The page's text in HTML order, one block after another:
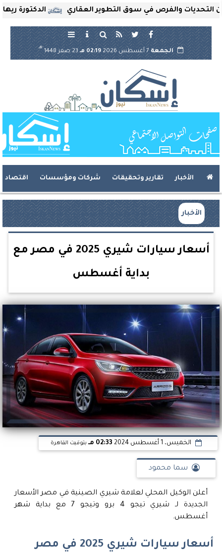
الدكتورة ريهام والفرص في سوق التطوير العقاري
الجمعة 02:19 مـ 23 صفر 1448
هـ
الأخبار تقارير وتحقيقات شركات ومؤسسات اقتصاد
الأخبار
أسعار سيارات شيري 2025 في مصر مع
بداية أغسطس
الخميس، 1 أغسطس 2024 02:33 مـ بتوقيت القاهرة
سما محمود
أعلن الوكيل المحلي لعلامة شيري الصينية في مصر الأسعار
الجديدة لـ شيري تيجو 4 برو وتيجو 7 مع بداية شهر
أغسطس.
أسعار سيارات شيري 2025 في مصر